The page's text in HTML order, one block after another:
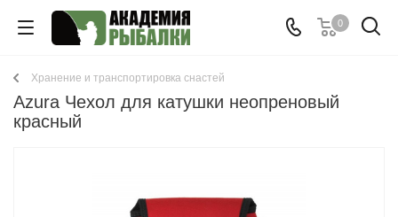
0
Хранение и транспортировка снастей
Azura Чехол для катушки неопреновый
красный